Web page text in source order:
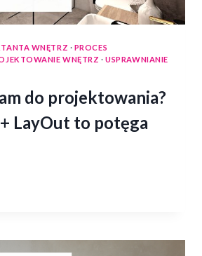
WNĘTRZ · PROCES
WNĘTRZ ·USPRAWNIANIE
do projektowania?
LayOut to potęga